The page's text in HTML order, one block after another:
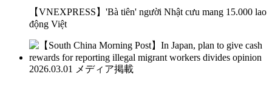
【VNEXPRESS】'Bà tiên' người Nhật cưu mang 15.000 lao
động Việt
2026.03.01 メディア掲載